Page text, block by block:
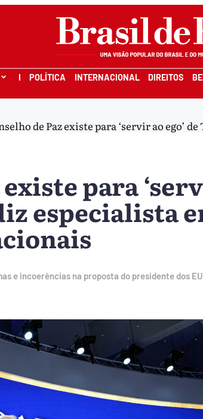
I POLÍTICA INTERNACIONAL DIREITOS
de Paz existe para ‘servir ao ego’
para
especialista
e incoerências na proposta do presidente dos